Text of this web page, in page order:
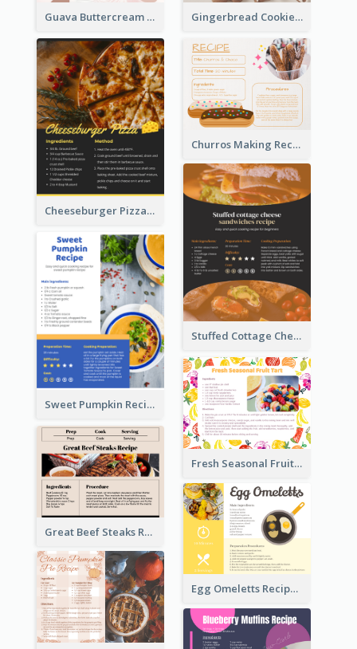
Guava Buttercream Cupcake Cards Recipe Card Gingerbread Cookies Recipe Card
Cheeseburger Pizza Recipe Card
Churros Making Recipe Card
Stuffed Cottage Cheese Sandwiches Recipe
Sweet Pumpkin Recipe Card
Fresh Seasonal Fruit Tart Recipe Card
Great Beef Steaks Recipe Card
Egg Omeletts Recipe Card